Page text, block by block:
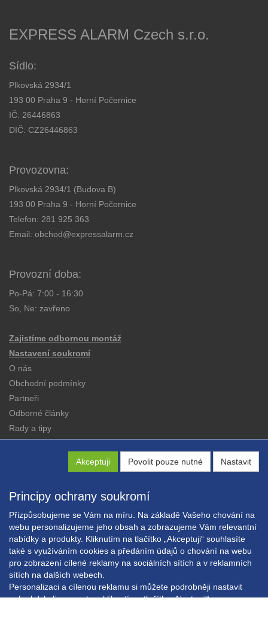
Akceptuji Povolit pouze nutné Nastavit
Principy ochrany soukromí
Přizpůsobujeme se Vám na míru. Na základě Vašeho chování na
webu personalizujeme jeho obsah a zobrazujeme Vám relevantní
nabídky a produkty. Kliknutím na tlačítko „Akceptuji“ souhlasíte
také s využíváním cookies a předáním údajů o chování na webu
pro zobrazení cílené reklamy na sociálních sítích a v reklamních
sítích na dalších webech.
Personalizaci a cílenou reklamu si můžete podrobněji nastavit
nebo kdykoli vypnout po kliknutí na tlačítko „Nastavit“.
EXPRESS ALARM Czech s.r.o.
Sídlo:
Plkovská 2934/1
193 00 Praha 9 - Horní Počernice
IČ: 26446863
DIČ: CZ26446863
Provozovna:
Plkovská 2934/1 (Budova B)
193 00 Praha 9 - Horní Počernice
Telefon: 281 925 363
Email: obchod@expressalarm.cz
Provozní doba:
Po-Pá: 7:00 - 16:30
So, Ne: zavřeno
Zajistíme odbornou montáž
Nastavení soukromí
O nás
Obchodní podmínky
Partneři
Odborné články
Rady a tipy
Copyright © EXPRESS ALARM Czech s.r.o.
Powered byABRA E-shop